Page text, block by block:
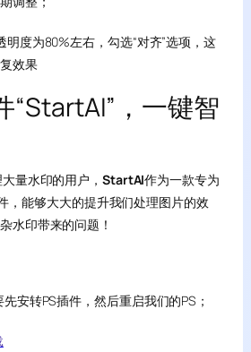
明度为80%左右，勾选“对齐”选项，这
效果
“StartAI”，一键智
量水印的用户，StartAI作为一款专为
，能够大大的提升我们处理图片的效
水印带来的问题！
安转PS插件，然后重启我们的PS；